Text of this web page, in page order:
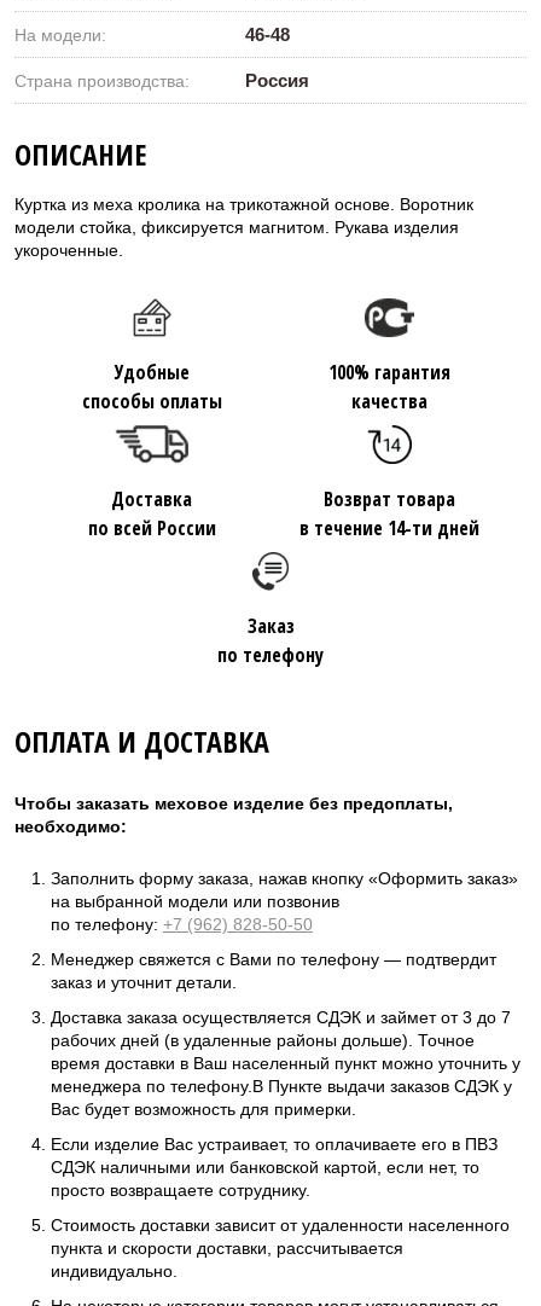
На модели: 46-48
Страна производства: Россия
ОПИСАНИЕ
Куртка из меха кролика на трикотажной основе. Воротник
модели стойка, фиксируется магнитом. Рукава изделия
укороченные.
Удобные
способы оплаты
100% гарантия
качества
Доставка
по всей России
Возврат товара
в течение 14-ти дней
Заказ
по телефону
ОПЛАТА И ДОСТАВКА
Чтобы заказать меховое изделие без предоплаты,
необходимо:
Заполнить форму заказа, нажав кнопку «Оформить заказ»
на выбранной модели или позвонив
по телефону: +7 (962) 828-50-50
Менеджер свяжется с Вами по телефону — подтвердит
заказ и уточнит детали.
Доставка заказа осуществляется СДЭК и займет от 3 до 7
рабочих дней (в удаленные районы дольше). Точное
время доставки в Ваш населенный пункт можно уточнить у
менеджера по телефону.В Пункте выдачи заказов СДЭК у
Вас будет возможность для примерки.
Если изделие Вас устраивает, то оплачиваете его в ПВЗ
СДЭК наличными или банковской картой, если нет, то
просто возвращаете сотруднику.
Стоимость доставки зависит от удаленности населенного
пункта и скорости доставки, рассчитывается
индивидуально.